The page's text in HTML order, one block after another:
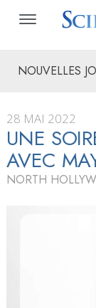
NOUVELLES
28 MAI 2022
UNE
AVEC
NORTH